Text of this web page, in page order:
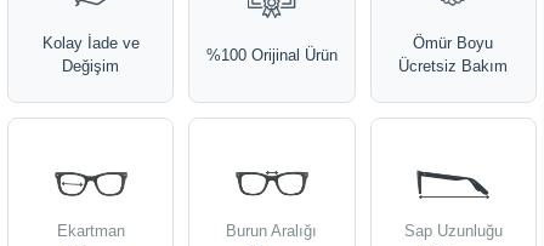
Kolay İade ve
Değişim
%100 Orijinal Ürün
Ömür Boyu
Ücretsiz Bakım
Ekartman Burun Aralığı Sap Uzunluğu